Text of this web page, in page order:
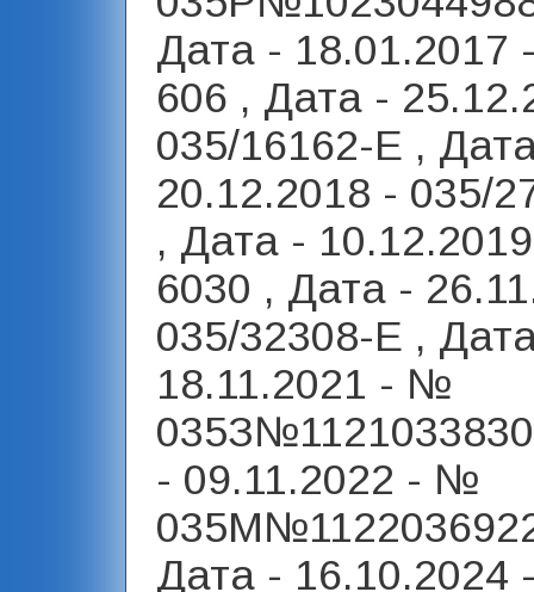
Дата - 18.01.2017
606 , Дата -
035/16162-Е ,
20.12.2018 - 035/
, Дата -
6030 , Дата -
035/32308-Е ,
18.11.2021 - №
- 09.11.2022 - №
Дата -